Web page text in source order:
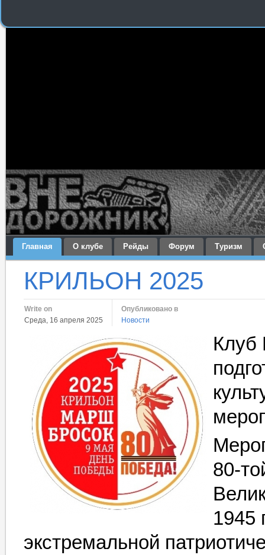
Главная О клубе Рейды Форум Туризм
КРИЛЬОН 2025
Write on
Среда, 16 апреля 2025
Опубликовано в
Новости
Клуб
80-
1945
экстремальной